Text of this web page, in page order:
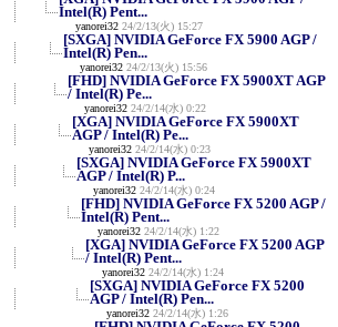
Intel(R) Pent...
yanorei32 24/2/13(火) 15:27
[SXGA] NVIDIA GeForce FX 5900 AGP /
Intel(R) Pen...
yanorei32 24/2/13(火) 15:56
[FHD] NVIDIA GeForce FX 5900XT AGP
/ Intel(R) Pe...
yanorei32 24/2/14(水) 0:22
[XGA] NVIDIA GeForce FX 5900XT
AGP / Intel(R) Pe...
yanorei32 24/2/14(水) 0:23
[SXGA] NVIDIA GeForce FX 5900XT
AGP / Intel(R) P...
yanorei32 24/2/14(水) 0:24
[FHD] NVIDIA GeForce FX 5200 AGP /
Intel(R) Pent...
yanorei32 24/2/14(水) 1:22
[XGA] NVIDIA GeForce FX 5200 AGP
/ Intel(R) Pent...
yanorei32 24/2/14(水) 1:24
[SXGA] NVIDIA GeForce FX 5200
AGP / Intel(R) Pen...
yanorei32 24/2/14(水) 1:26